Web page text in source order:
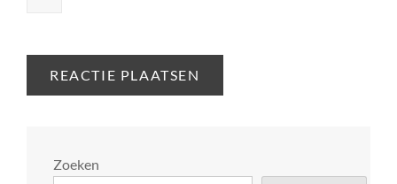
Zoeken